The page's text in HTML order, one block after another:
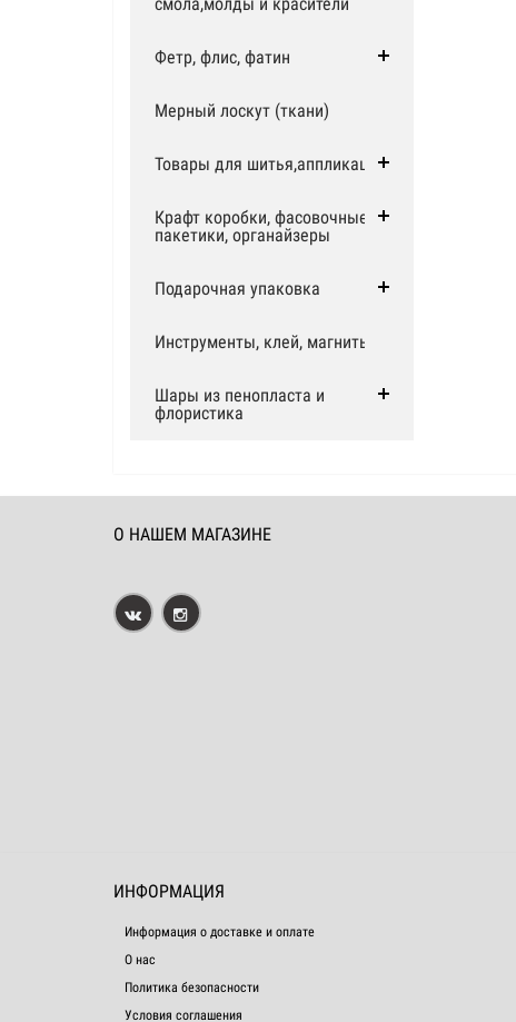
Фетр, флис, фатин
Мерный лоскут (ткани)
Товары для шитья,аппликации
Крафт коробки, фасовочные
пакетики, органайзеры
Подарочная упаковка
Инструменты, клей, магниты
Шары из пенопласта и
флористика
О НАШЕМ МАГАЗИНЕ
ИНФОРМАЦИЯ
Информация о доставке и оплате
О нас
Политика безопасности
Условия соглашения